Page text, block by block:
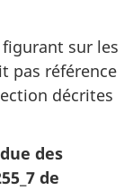
sur les
pas référence
décrites
des
de